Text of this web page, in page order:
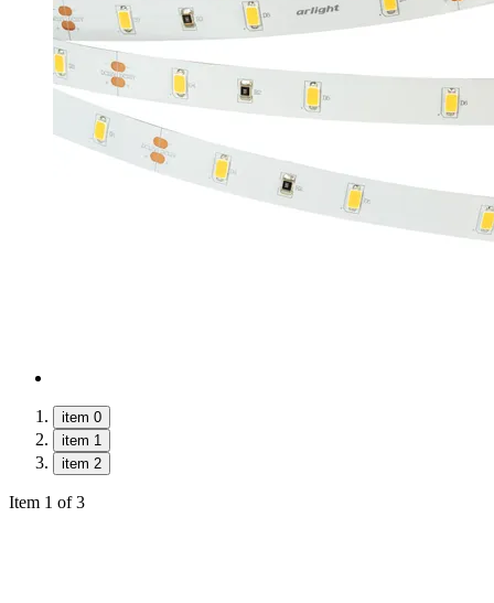
item 0
item 1
item 2
Item 1 of 3